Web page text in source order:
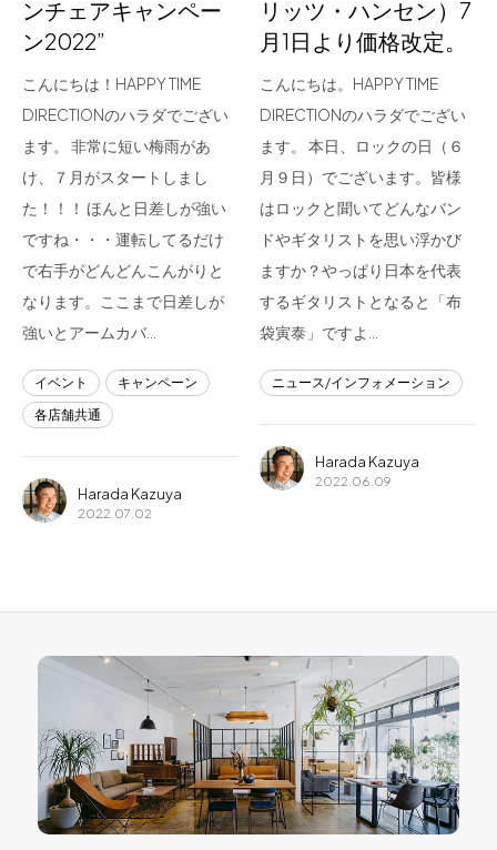
ンチェアキャンペー
ン2022”
こんにちは！HAPPY TIME
DIRECTIONのハラダでござい
ます。 非常に短い梅雨があ
け、７月がスタートしまし
た！！！ ほんと日差しが強い
ですね・・・運転してるだけ
で右手がどんどんこんがりと
なります。ここまで日差しが
強いとアームカバ…
イベント
キャンペーン
各店舗共通
Harada Kazuya
2022.07.02
リッツ・ハンセン）7
月1日より価格改定。
こんにちは。HAPPY TIME
DIRECTIONのハラダでござい
ます。 本日、ロックの日（６
月９日）でございます。皆様
はロックと聞いてどんなバン
ドやギタリストを思い浮かび
ますか？やっぱり日本を代表
するギタリストとなると「布
袋寅泰」ですよ…
ニュース/インフォメーション
Harada Kazuya
2022.06.09